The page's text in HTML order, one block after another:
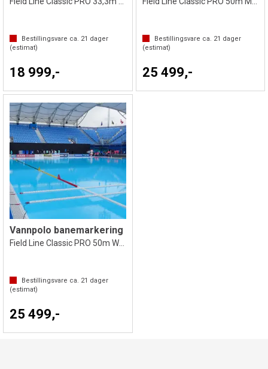
Bestillingsvare ca. 21 dager
(estimat)
18 999,-
Bestillingsvare ca. 21 dager
(estimat)
25 499,-
Vannpolo banemarkering
Bestillingsvare ca. 21 dager
(estimat)
25 499,-